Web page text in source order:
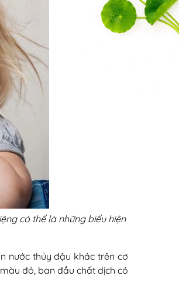
có thể là những biểu hiện
nước thủy đậu khác trên cơ
đỏ, ban đầu chất dịch có